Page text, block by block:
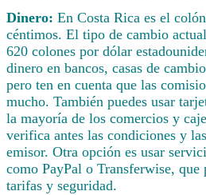
Dinero: En Costa Rica es el
céntimos. El tipo de cambio
620 colones por dólar
dinero en bancos, casas de
pero ten en cuenta que las
mucho. También puedes usar
la mayoría de los comercios y
verifica antes las condiciones y
emisor. Otra opción es usar
como PayPal o Transferwise, que
tarifas y seguridad.